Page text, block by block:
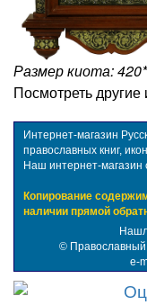
Размер киота:
Посмотреть другие
Интернет-магазин
православных книг,
Наш интернет-магазин
Копирование
наличии прямой
©
e-